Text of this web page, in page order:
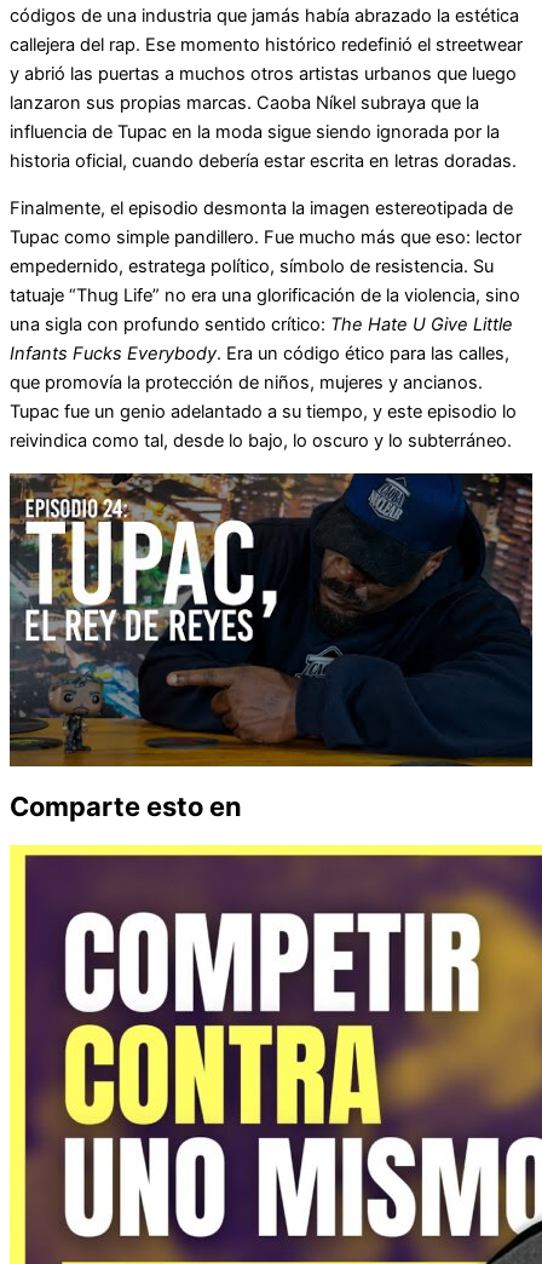
códigos de una industria que jamás había abrazado la estética
callejera del rap. Ese momento histórico redefinió el streetwear
y abrió las puertas a muchos otros artistas urbanos que luego
lanzaron sus propias marcas. Caoba Níkel subraya que la
influencia de Tupac en la moda sigue siendo ignorada por la
historia oficial, cuando debería estar escrita en letras doradas.
Finalmente, el episodio desmonta la imagen estereotipada de
Tupac como simple pandillero. Fue mucho más que eso: lector
empedernido, estratega político, símbolo de resistencia. Su
tatuaje “Thug Life” no era una glorificación de la violencia, sino
una sigla con profundo sentido crítico: The Hate U Give Little
Infants Fucks Everybody. Era un código ético para las calles,
que promovía la protección de niños, mujeres y ancianos.
Tupac fue un genio adelantado a su tiempo, y este episodio lo
reivindica como tal, desde lo bajo, lo oscuro y lo subterráneo.
Comparte esto en